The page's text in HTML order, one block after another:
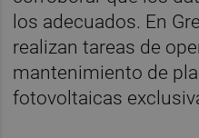
los adecuados. En
realizan tareas de
mantenimiento de
fotovoltaicas